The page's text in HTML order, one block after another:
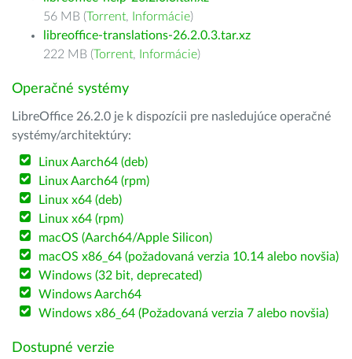
56 MB (Torrent, Informácie)
libreoffice-translations-26.2.0.3.tar.xz
222 MB (Torrent, Informácie)
Operačné systémy
LibreOffice 26.2.0 je k dispozícii pre nasledujúce operačné
systémy/architektúry:
Linux Aarch64 (deb)
Linux Aarch64 (rpm)
Linux x64 (deb)
Linux x64 (rpm)
macOS (Aarch64/Apple Silicon)
macOS x86_64 (požadovaná verzia 10.14 alebo novšia)
Windows (32 bit, deprecated)
Windows Aarch64
Windows x86_64 (Požadovaná verzia 7 alebo novšia)
Dostupné verzie